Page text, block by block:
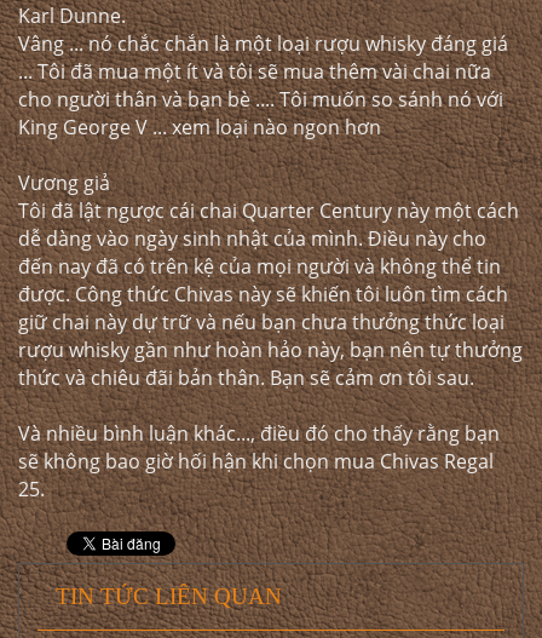
Karl Dunne.
Vâng ... nó chắc chắn là một loại rượu whisky đáng giá
... Tôi đã mua một ít và tôi sẽ mua thêm vài chai nữa
cho người thân và bạn bè .... Tôi muốn so sánh nó với
King George V ... xem loại nào ngon hơn
Vương giả
Tôi đã lật ngược cái chai Quarter Century này một cách
dễ dàng vào ngày sinh nhật của mình. Điều này cho
đến nay đã có trên kệ của mọi người và không thể tin
được. Công thức Chivas này sẽ khiến tôi luôn tìm cách
giữ chai này dự trữ và nếu bạn chưa thưởng thức loại
rượu whisky gần như hoàn hảo này, bạn nên tự thưởng
thức và chiêu đãi bản thân. Bạn sẽ cảm ơn tôi sau.
Và nhiều bình luận khác..., điều đó cho thấy rằng bạn
sẽ không bao giờ hối hận khi chọn mua Chivas Regal
25.
TIN TỨC LIÊN QUAN